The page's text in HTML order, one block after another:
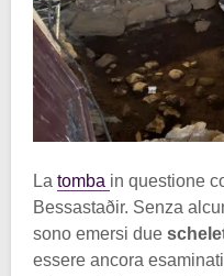
La tomba in questione
Bessastaðir. Senza
sono emersi due
essere ancora